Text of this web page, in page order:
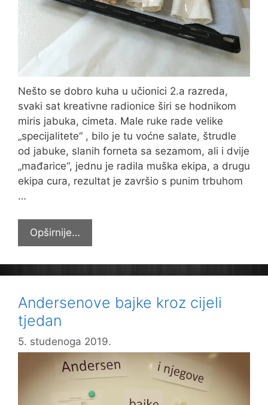
Nešto se dobro kuha u učionici 2.a razreda,
svaki sat kreativne radionice širi se hodnikom
miris jabuka, cimeta. Male ruke rade velike
„specijalitete“ , bilo je tu voćne salate, štrudle
od jabuke, slanih forneta sa sezamom, ali i dvije
„mađarice“, jednu je radila muška ekipa, a drugu
ekipa cura, rezultat je završio s punim trbuhom
…
Opširnije…
RADIONICA
2.A
Andersenove bajke kroz cijeli
tjedan
5. studenoga 2019.